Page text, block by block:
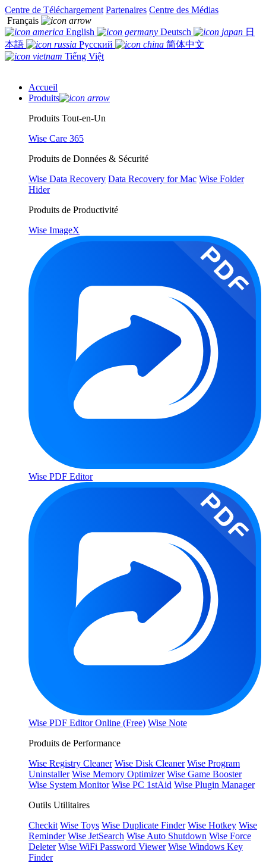
Centre de Téléchargement Partenaires Centre des Médias
Français
English
Deutsch
日
本語
Русский
简体中文
Tiếng Việt
Accueil
Produits
Produits Tout-en-Un
Wise Care 365
Produits de Données & Sécurité
Wise Data Recovery Data Recovery for Mac Wise Folder
Hider
Produits de Productivité
Wise ImageX
Wise PDF Editor
Wise PDF Editor Online (Free) Wise Note
Produits de Performance
Wise Registry Cleaner Wise Disk Cleaner Wise Program
Uninstaller Wise Memory Optimizer Wise Game Booster
Wise System Monitor Wise PC 1stAid Wise Plugin Manager
Outils Utilitaires
Checkit Wise Toys Wise Duplicate Finder Wise Hotkey Wise
Reminder Wise JetSearch Wise Auto Shutdown Wise Force
Deleter Wise WiFi Password Viewer Wise Windows Key
Finder